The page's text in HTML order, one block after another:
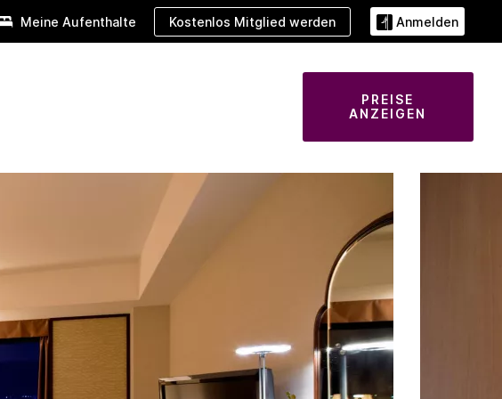
Meine Aufenthalte Kostenlos Mitglied werden Anmelden
PREISE
ANZEIGEN